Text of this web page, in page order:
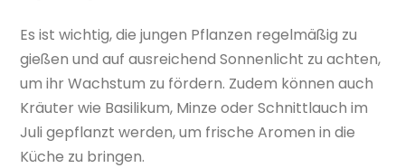
Es ist wichtig, die jungen Pflanzen regelmäßig zu
gießen und auf ausreichend Sonnenlicht zu achten,
um ihr Wachstum zu fördern. Zudem können auch
Kräuter wie Basilikum, Minze oder Schnittlauch im
Juli gepflanzt werden, um frische Aromen in die
Küche zu bringen.